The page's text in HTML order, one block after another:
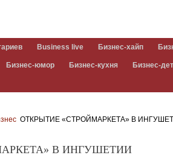
Business live Бизнес-хайп
Бизнес-юмор Бизнес-кухня Бизнес-
ОТКРЫТИЕ «СТРОЙМАРКЕТА» В
В ИНГУШЕТИИ